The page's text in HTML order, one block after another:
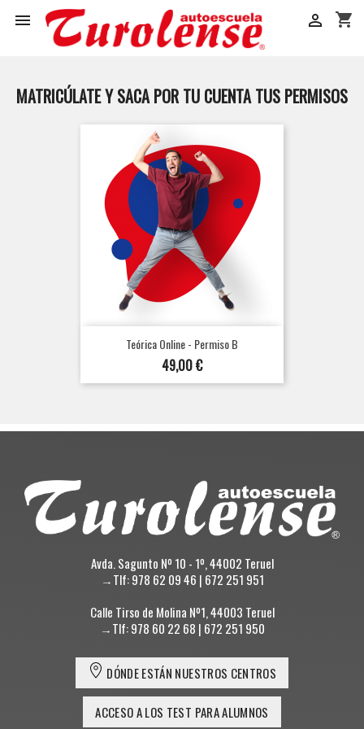
 shopping_cart

MATRICÚLATE Y SACA POR TU CUENTA TUS PERMISOS
Teórica Online - Permiso B
Precio
49,00 €
Avda. Sagunto Nº 10 - 1º, 44002 Teruel
→Tlf: 978 62 09 46 | 672 251 951
Calle Tirso de Molina Nº1, 44003 Teruel
→Tlf: 978 60 22 68 | 672 251 950
DÓNDE ESTÁN NUESTROS CENTROS
ACCESO A LOS TEST PARA ALUMNOS